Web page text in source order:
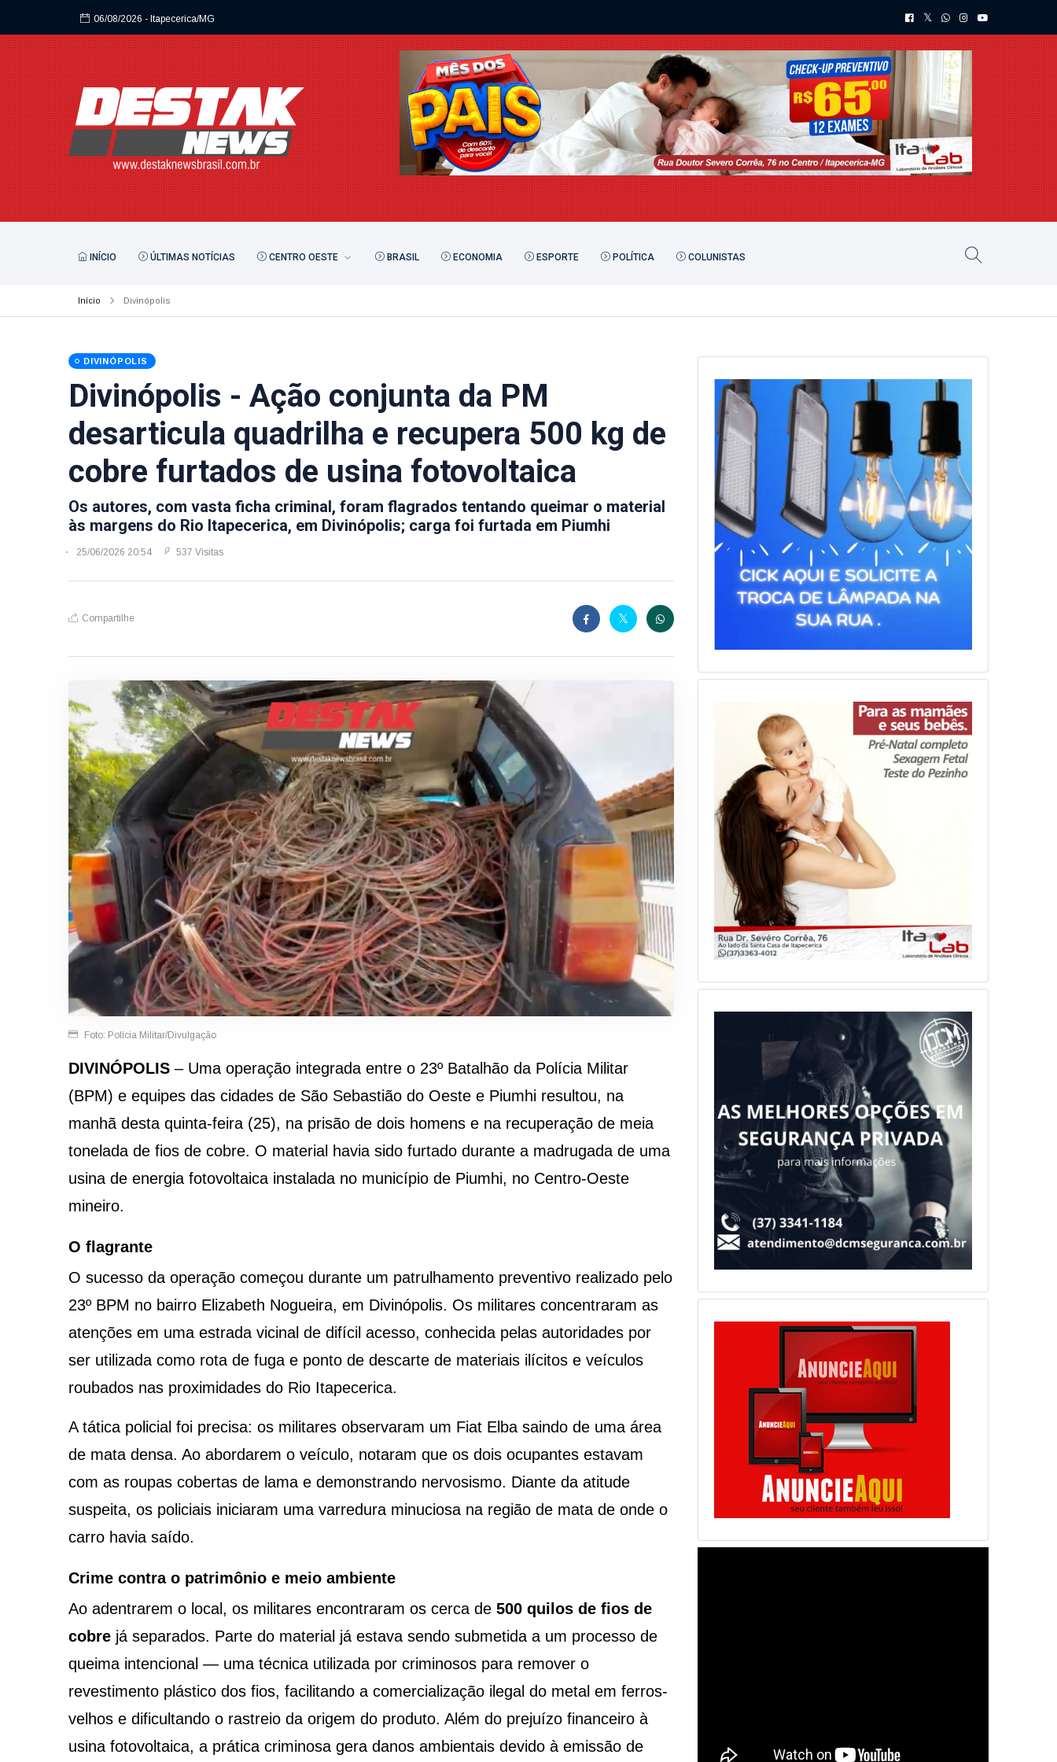
06/08/2026 - Itapecerica/MG
INÍCIO ÚLTIMAS NOTÍCIAS CENTRO OESTE BRASIL ECONOMIA ESPORTE POLÍTICA COLUNISTAS
Início Divinópolis
DIVINÓPOLIS
Divinópolis - Ação conjunta da PM
desarticula quadrilha e recupera 500 kg de
cobre furtados de usina fotovoltaica
Os autores, com vasta ficha criminal, foram flagrados tentando queimar o material
às margens do Rio Itapecerica, em Divinópolis; carga foi furtada em Piumhi
25/06/2026 20:54 537 Visitas
Compartilhe
Foto: Polícia Militar/Divulgação
DIVINÓPOLIS – Uma operação integrada entre o 23º Batalhão da Polícia Militar
(BPM) e equipes das cidades de São Sebastião do Oeste e Piumhi resultou, na
manhã desta quinta-feira (25), na prisão de dois homens e na recuperação de meia
tonelada de fios de cobre. O material havia sido furtado durante a madrugada de uma
usina de energia fotovoltaica instalada no município de Piumhi, no Centro-Oeste
mineiro.
O flagrante
O sucesso da operação começou durante um patrulhamento preventivo realizado pelo
23º BPM no bairro Elizabeth Nogueira, em Divinópolis. Os militares concentraram as
atenções em uma estrada vicinal de difícil acesso, conhecida pelas autoridades por
ser utilizada como rota de fuga e ponto de descarte de materiais ilícitos e veículos
roubados nas proximidades do Rio Itapecerica.
A tática policial foi precisa: os militares observaram um Fiat Elba saindo de uma área
de mata densa. Ao abordarem o veículo, notaram que os dois ocupantes estavam
com as roupas cobertas de lama e demonstrando nervosismo. Diante da atitude
suspeita, os policiais iniciaram uma varredura minuciosa na região de mata de onde o
carro havia saído.
Crime contra o patrimônio e meio ambiente
Ao adentrarem o local, os militares encontraram os cerca de 500 quilos de fios de
cobre já separados. Parte do material já estava sendo submetida a um processo de
queima intencional — uma técnica utilizada por criminosos para remover o
revestimento plástico dos fios, facilitando a comercialização ilegal do metal em ferros-
velhos e dificultando o rastreio da origem do produto. Além do prejuízo financeiro à
usina fotovoltaica, a prática criminosa gera danos ambientais devido à emissão de